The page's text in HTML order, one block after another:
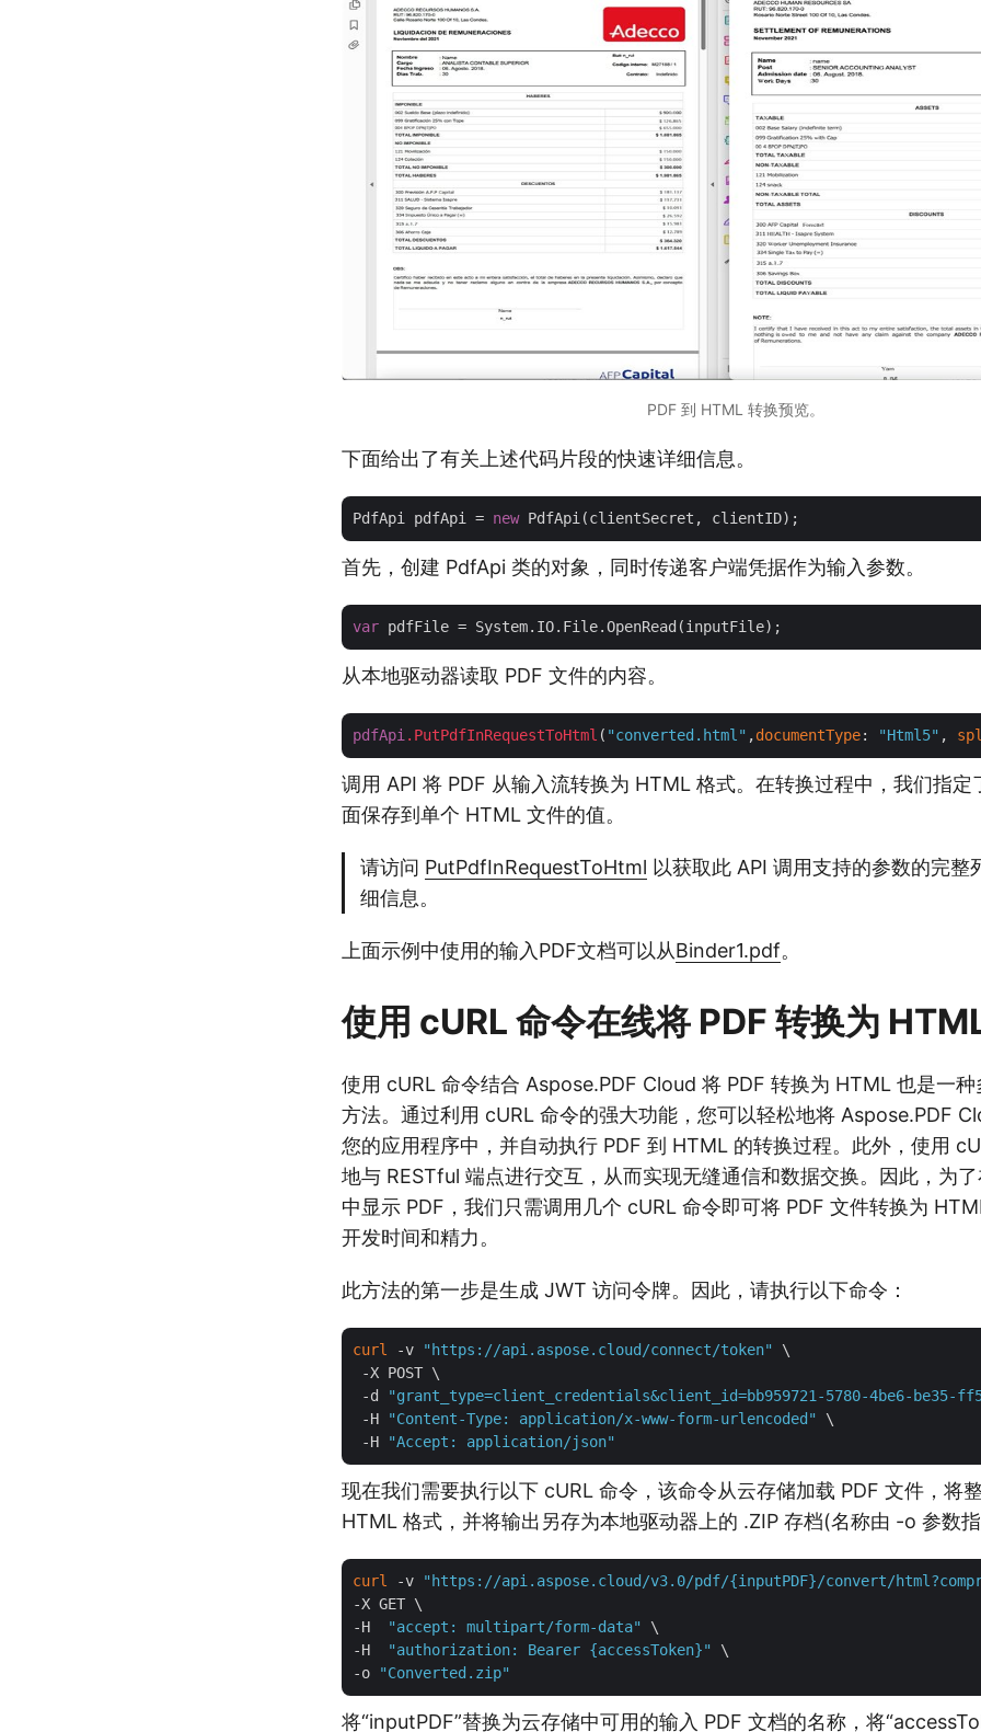
PDF 到 HTML 转换预览。
下面给出了有关上述代码片段的快速详细信息。
PdfApi pdfApi = new
首先，创建 PdfApi 类的对象，同时传递客户端凭据作为输入参数。
var
从本地驱动器读取 PDF 文件的内容。
pdfApi .PutPdfInRequestToHtml ( "converted.html" ,documentType: "Html5" ,
调用 API 将 PDF 从输入流转换为 HTML 格式。在转换过程中，我们指定
面保存到单个 HTML 文件的值。
请访问 PutPdfInRequestToHtml 以获取此 API 调用支持的参数的完整
细信息。
上面示例中使用的输入PDF文档可以从Binder1.pdf。
使用 cURL 命令在线将 PDF 转换为
使用 cURL 命令结合 Aspose.PDF Cloud 将 PDF 转换为 HTML 也是一种
方法。通过利用 cURL 命令的强大功能，您可以轻松地将 Aspose.PDF
您的应用程序中，并自动执行 PDF 到 HTML 的转换过程。此外，使用
地与 RESTful 端点进行交互，从而实现无缝通信和数据交换。因此，为
中显示 PDF，我们只需调用几个 cURL 命令即可将 PDF 文件转换为
开发时间和精力。
此方法的第一步是生成 JWT 访问令牌。因此，请执行以下命令：
curl -v "https://api.aspose.cloud/connect/token"
\
-X POST \
-d
"grant_type=client_credentials&client_id=bb959721-5780-4be6-be35-
-H
"Content-Type: application/x-www-form-urlencoded"
\
-H
"Accept: application/json"
现在我们需要执行以下 cURL 命令，该命令从云存储加载 PDF 文件，将
HTML 格式，并将输出另存为本地驱动器上的 .ZIP 存档(名称由 -o 参数指
curl -v
"https://api.aspose.cloud/v3.0/pdf/{inputPDF}/convert/
-X GET \
-H
"accept: multipart/form-data"
\
-H
"authorization: Bearer {accessToken}"
\
-o
"Converted.zip"
将“inputPDF”替换为云存储中可用的输入 PDF 文档的名称，将